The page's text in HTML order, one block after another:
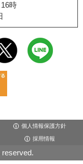
時
個人情報保護方針
採用情報
reserved.